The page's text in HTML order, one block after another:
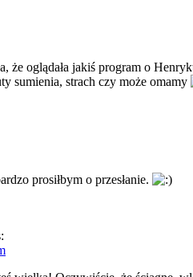
że oglądała jakiś program o
sumienia, strach czy może omamy
prosiłbym o przesłanie.